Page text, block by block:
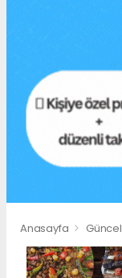
Anasayfa Güncel